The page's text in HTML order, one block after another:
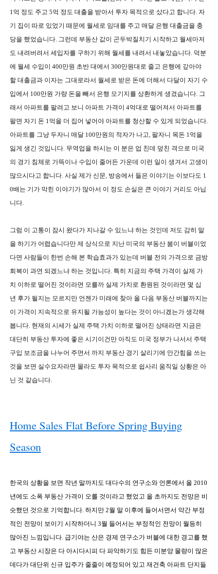
1억 정도 주고 5억 정도 대출을 받아서 투자 목적으로 샀다고 합니다. 자
기 집이 따로 있었기 때문에 월세로 임대를 주고 매달 은행 대출금을 충
당을 했었습니다. 그런데 부동산 값이 곤두박질치기 시작하고 월세마저
도 내려버려서 세입자를 구하기 위해 월세를 내려서 내놓았습니다. 덕분
에 월세 수입이 400만원 초반 대에서 300만원대로 줄고 은행에 갚아야
할 대출금과 이자는 그대로라서 월세로 받은 돈에 더해서 다달이 자기 수
입에서 100만원 가량 돈을 빼서 은행 모기지를 상환하게 생겼습니다. 그
래서 아파트를 팔려고 보니 아파트 가격이 4억대로 떨어져서 아파트를
팔면 자기 돈 1억을 더 집어 넣어야 아파트를 청산할 수 있게 되었습니다.
아파트를 그냥 두자니 매달 100만원의 적자가 나고, 팔자니 목돈 1억을
잃게 생긴 것입니다. 무역업을 하시는 이 분은 업 친데 덮친 격으로 미국
의 경기 침체로 가뜩이나 수입이 줄어든 가운데 이런 일이 생겨서 고생이
많으시다고 합니다. 사실 제가 신문, 방송에서 들은 이야기는 이보다도 1
0배는 기가 막힌 이야기가 많아서 이 정도 손실은 큰 이야기 거리도 아닙
니다.
그럼 이 고통이 잠시 왔다가 지나갈 수 있느냐 하는 것인데 저도 감히 말
을 하기가 어렵습니다만 제 상식으로 지난 미국의 부동산 붐이 버블이었
다면 사람들이 한번 손해 본 학습효과가 있는데 버블 전의 가격으로 금방
회복이 과연 되겠느냐 하는 것입니다. 특히 지금의 주택 가격이 실제 가
치 이하로 떨어진 것이라면 모를까 실제 가치로 환원된 것이라면 몇 십
년 후가 될지는 모르지만 언젠가 미래에 찾아 올 다음 부동산 버블까지는
이 가격이 지속적으로 유지될 가능성이 높다는 것이 아니겠는가 생각해
봅니다. 현재의 시세가 실제 주택 가치 이하로 떨어진 상태라면 지금은
대단히 부동산 투자에 좋은 시기이건만 아직도 미국 정부가 나서서 주택
구입 보조금을 나누어 주면서 까지 부동산 경기 살리기에 안간힘을 쓰는
것을 보면 실수요자라면 몰라도 투자 목적으로 쉽사리 움직일 상황은 아
닌 것 같습니다.
Home Sales Flat Before Spring Buying
Season
한국의 상황을 보면 작년 말까지도 대다수의 연구소와 언론에서 올 2010
년에도 소폭 부동산 가격이 오를 것이라고 했었고 올 초까지도 전망은 비
슷했던 것으로 기억합니다. 하지만 2월 말 이후에 들어서면서 약간 부정
적인 전망이 보이기 시작하더니 3월 들어서는 부정적인 전망이 월등히
많아진 느낌입니다. 급기야는 산은 경제 연구소가 버블에 대한 경고를 했
고 부동산 시장은 다 아시다시피 다 파악하기도 힘든 미분양 물량이 많은
데다가 대단위 신규 입주가 줄줄이 예정되어 있고 재건축 아파트 단지들